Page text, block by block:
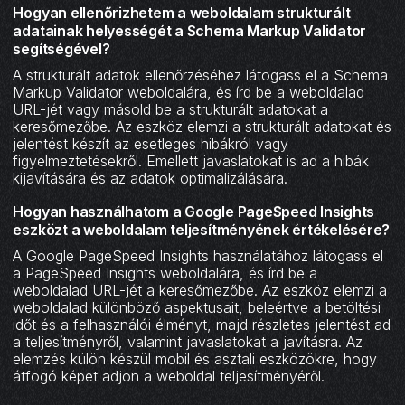
Hogyan ellenőrizhetem a weboldalam strukturált
adatainak helyességét a Schema Markup Validator
segítségével?
A strukturált adatok ellenőrzéséhez látogass el a Schema
Markup Validator weboldalára, és írd be a weboldalad
URL-jét vagy másold be a strukturált adatokat a
keresőmezőbe. Az eszköz elemzi a strukturált adatokat és
jelentést készít az esetleges hibákról vagy
figyelmeztetésekről. Emellett javaslatokat is ad a hibák
kijavítására és az adatok optimalizálására.
Hogyan használhatom a Google PageSpeed Insights
eszközt a weboldalam teljesítményének értékelésére?
A Google PageSpeed Insights használatához látogass el
a PageSpeed Insights weboldalára, és írd be a
weboldalad URL-jét a keresőmezőbe. Az eszköz elemzi a
weboldalad különböző aspektusait, beleértve a betöltési
időt és a felhasználói élményt, majd részletes jelentést ad
a teljesítményről, valamint javaslatokat a javításra. Az
elemzés külön készül mobil és asztali eszközökre, hogy
átfogó képet adjon a weboldal teljesítményéről.